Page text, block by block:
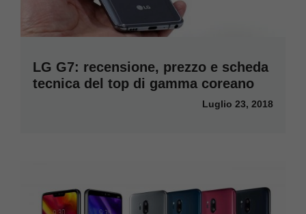
LG G7: recensione, prezzo e scheda
tecnica del top di gamma coreano
Luglio 23, 2018